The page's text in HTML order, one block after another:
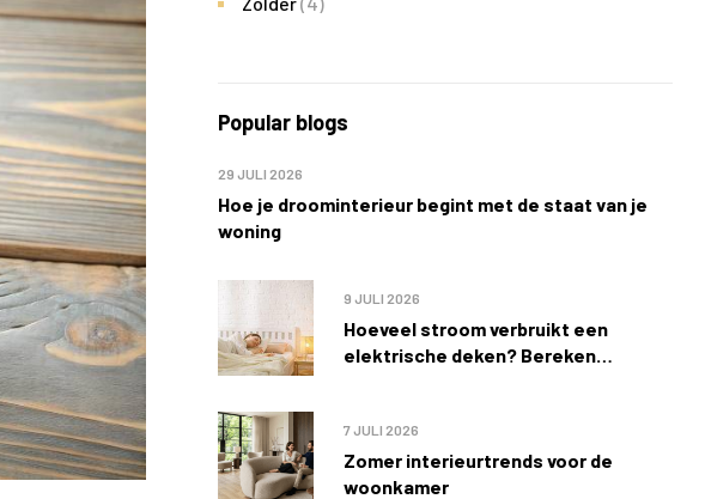
Popular blogs
Hoe je droominterieur begint met de staat van je
woning
29 JULI 2026
Hoeveel stroom verbruikt een
elektrische deken? Bereken
9 JULI 2026
Zomer interieurtrends voor de
woonkamer
7 JULI 2026